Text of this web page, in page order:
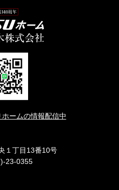
ームの情報配信中
１丁目13番10号
23-0355